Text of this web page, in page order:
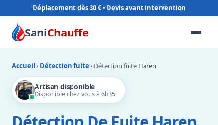
Déplacement dès 30 €
SaniChauffe
Accueil › Détection fuite › Détection fuite Haren
Artisan disponible
Disponible chez vous à 6h35